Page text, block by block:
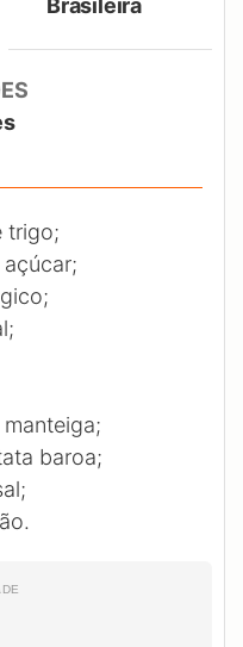
Brasileira
trigo;
baroa;